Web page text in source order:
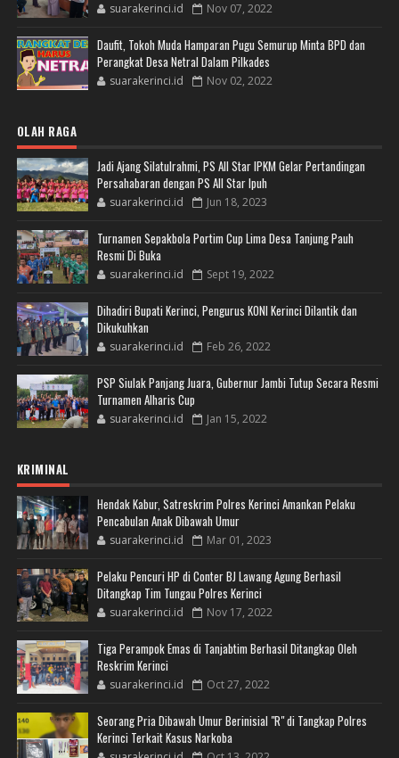
suarakerinci.id Nov 07, 2022
Daufit, Tokoh Muda Hamparan Pugu Semurup Minta BPD dan
Perangkat Desa Netral Dalam Pilkades
suarakerinci.id Nov 02, 2022
OLAH RAGA
Jadi Ajang Silatulrahmi, PS All Star IPKM Gelar Pertandingan
Persahabaran dengan PS All Star Ipuh
suarakerinci.id Jun 18, 2023
Turnamen Sepakbola Portim Cup Lima Desa Tanjung Pauh
Resmi Di Buka
suarakerinci.id Sept 19, 2022
Dihadiri Bupati Kerinci, Pengurus KONI Kerinci Dilantik dan
Dikukuhkan
suarakerinci.id Feb 26, 2022
PSP Siulak Panjang Juara, Gubernur Jambi Tutup Secara Resmi
Turnamen Alharis Cup
suarakerinci.id Jan 15, 2022
KRIMINAL
Hendak Kabur, Satreskrim Polres Kerinci Amankan Pelaku
Pencabulan Anak Dibawah Umur
suarakerinci.id Mar 01, 2023
Pelaku Pencuri HP di Conter BJ Lawang Agung Berhasil
Ditangkap Tim Tungau Polres Kerinci
suarakerinci.id Nov 17, 2022
Tiga Perampok Emas di Tanjabtim Berhasil Ditangkap Oleh
Reskrim Kerinci
suarakerinci.id Oct 27, 2022
Seorang Pria Dibawah Umur Berinisial "R" di Tangkap Polres
Kerinci Terkait Kasus Narkoba